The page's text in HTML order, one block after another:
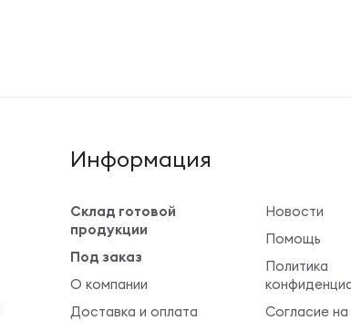
Информация
Склад готовой
продукции
Под заказ
О компании
Доставка и оплата
Новости
Помощь
Политика
Согласие